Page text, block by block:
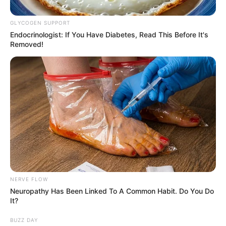
Prensa MEBAR
Alias Cristian del Clan del Golfo
Por:María Beatriz López
Noviembre 4, 2025
GLYCOGEN SUPPORT
Endocrinologist: If You Have Diabetes, Read This Before It's
Removed!
NERVE FLOW
Neuropathy Has Been Linked To A Common Habit. Do You Do
It?
BUZZ DAY